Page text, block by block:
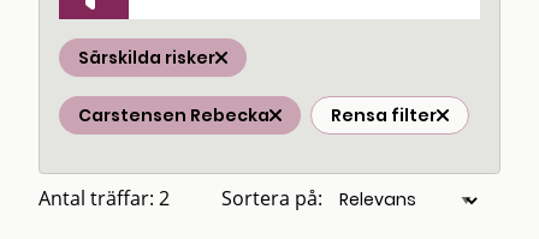
Särskilda risker
Carstensen Rebecka Rensa filter
Antal träffar: 2 Sortera på: